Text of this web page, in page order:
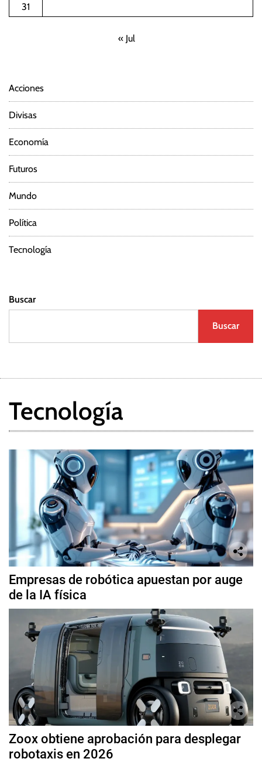
31
« Jul
Acciones
Divisas
Economía
Futuros
Mundo
Política
Tecnología
Buscar
Buscar
Tecnología
Empresas de robótica apuestan por auge
de la IA física
Zoox obtiene aprobación para desplegar
robotaxis en 2026